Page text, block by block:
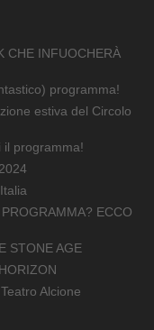
CHE INFUOCHERÀ
programma!
estiva del Circolo
il programma!
ECCO
STONE AGE
Alcione